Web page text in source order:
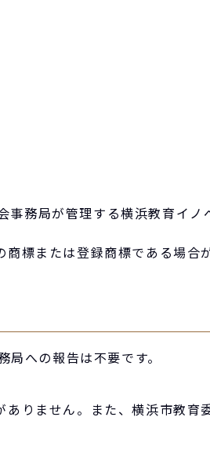
局が管理する横浜教育イノ
標または登録商標である場合
への報告は不要です。
りません。また、横浜市教育